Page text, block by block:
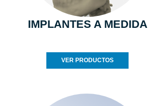
IMPLANTES A MEDIDA
VER PRODUCTOS